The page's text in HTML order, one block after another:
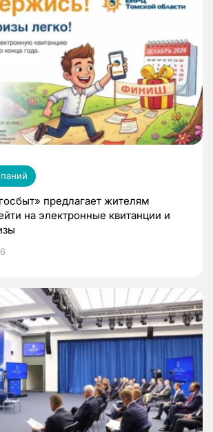
предлагает жителям
на электронные квитанции и